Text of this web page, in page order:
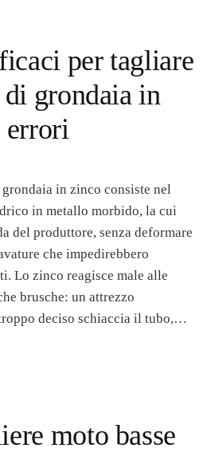
per tagliare
di grondaia in
errori
in zinco consiste nel
in metallo morbido, la cui
del produttore, senza deformare
che impedirebbero
Lo zinco reagisce male alle
brusche: un attrezzo
deciso schiaccia il tubo,…
moto basse